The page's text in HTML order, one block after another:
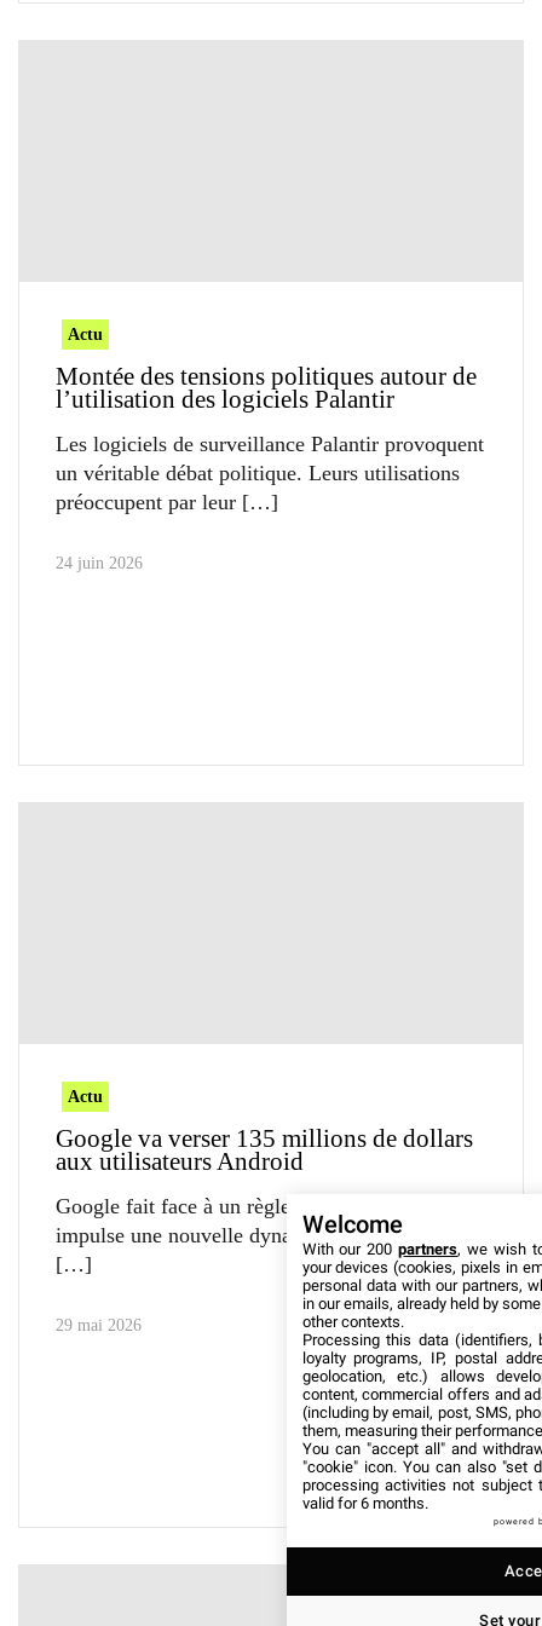
Actu
Montée des tensions politiques autour de
l’utilisation des logiciels Palantir
Les logiciels de surveillance Palantir provoquent
un véritable débat politique. Leurs utilisations
préoccupent par leur
24 juin 2026
Actu
Google va verser 135 millions de dollars
aux utilisateurs Android
Google fait face à un règlement significatif qui
impulse une nouvelle dynamique en matière de
29 mai 2026
Welcome
With our 200partners, we wish
your devices (cookies, pixels in
personal data with our partners,
in our emails, already held by
other contexts.
Processing this data (identifiers,
loyalty programs, IP, postal
geolocation, etc.) allows
content, commercial offers and
(including by email, post, SMS,
them, measuring their
You can "accept all" and
"cookie" icon. You can also "set
processing activities not subject
valid for 6 months.
powered
Set